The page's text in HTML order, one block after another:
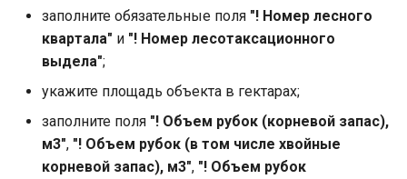
заполните обязательные поля "! Номер лесного
квартала" и "! Номер лесотаксационного
выдела";
укажите площадь объекта в гектарах;
заполните поля "! Объем рубок (корневой запас),
м3", "! Объем рубок (в том числе хвойные
корневой запас), м3", "! Объем рубок